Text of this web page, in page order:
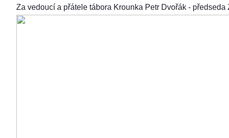
Za vedoucí a přátele tábora Krounka Petr Dvořák - předseda